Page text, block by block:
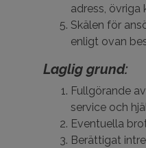
adress,
Skälen för
enligt ovan
Laglig grund:
Fullgörande
service och
Eventuella
Berättigat